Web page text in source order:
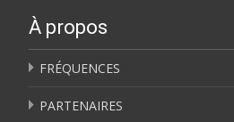
À propos
FRÉQUENCES
PARTENAIRES